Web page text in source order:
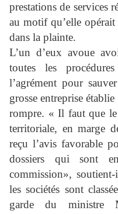
prestations de services
au motif qu’elle
dans la plainte.
L’un d’eux avoue
toutes les
l’agrément pour
grosse entreprise
rompre. « Il faut que
territoriale, en marge
reçu l’avis favorable
dossiers qui sont
commission»,
les sociétés sont
garde du ministre